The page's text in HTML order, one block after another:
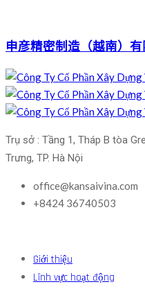
申彦精密制造（越南）
Trụ sở : Tầng 1, Tháp B tòa
Trưng, TP. Hà Nội
office@kansaivina.com
+8424 36740503
Giới thiệu
Lĩnh vực hoạt động